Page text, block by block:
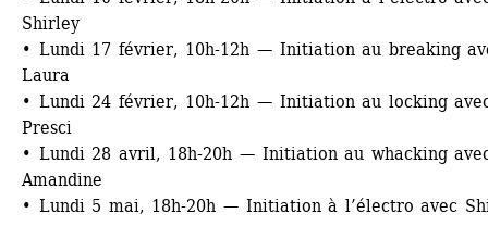
Shirley
• Lundi 17 février, 10h-12h — Initiation au breaking
Laura
• Lundi 24 février, 10h-12h — Initiation au locking
Presci
• Lundi 28 avril, 18h-20h — Initiation au whacking
Amandine
• Lundi 5 mai, 18h-20h — Initiation à l’électro avec